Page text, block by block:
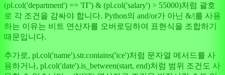
(pl.col('department') == 'IT') & (pl.col('salary') > 55000)처럼 괄호
로 각 조건을 감싸야 합니다. Python의 and/or가 아닌 &/|를 사용
하는 이유는 비트 연산자를 오버로딩하여 표현식을 조합하기
때문입니다.
추가로, pl.col('name').str.contains('ice')처럼 문자열 메서드를 사
용하거나, pl.col('date').is_between(start, end)처럼 범위 조건도 사